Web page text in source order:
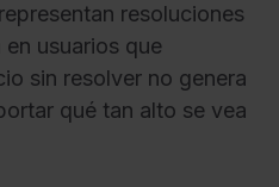
resoluciones
usuarios que
sin resolver no genera
qué tan alto se vea